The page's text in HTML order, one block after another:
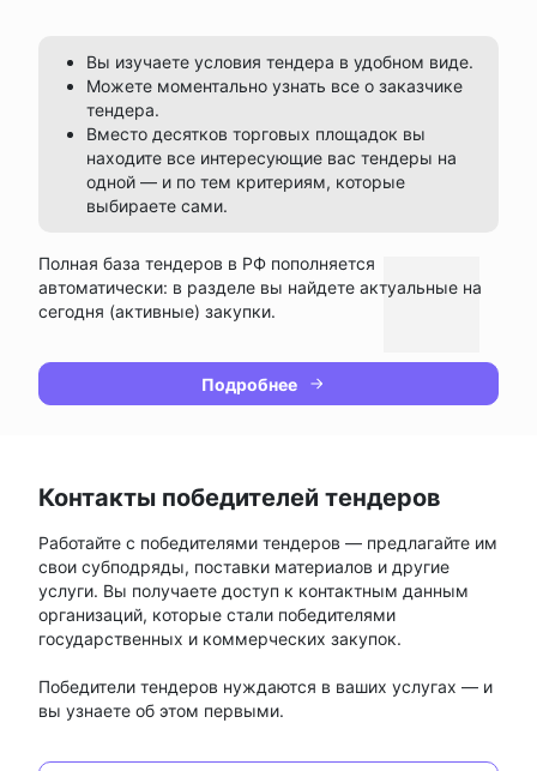
Вы изучаете условия тендера в удобном виде.
Можете моментально узнать все о заказчике
тендера.
Вместо десятков торговых площадок вы
находите все интересующие вас тендеры на
одной — и по тем критериям, которые
выбираете сами.
Полная база тендеров в РФ пополняется
автоматически: в разделе вы найдете актуальные на
сегодня (активные) закупки.
Подробнее
Контакты победителей тендеров
Работайте с победителями тендеров — предлагайте им
свои субподряды, поставки материалов и другие
услуги. Вы получаете доступ к контактным данным
организаций, которые стали победителями
государственных и коммерческих закупок.
Победители тендеров нуждаются в ваших услугах — и
вы узнаете об этом первыми.